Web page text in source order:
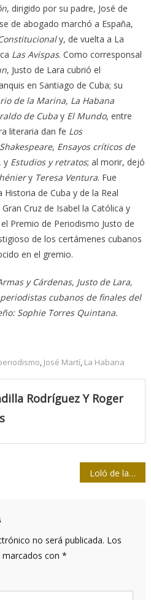
, dirigido por su padre, José de
de abogado marchó a España,
y, de vuelta a La
Las Avispas. Como corresponsal
, Justo de Lara cubrió el
en Santiago de Cuba; su
de la Marina, La Habana
de Cuba yEl Mundo, entre
literaria dan fe Los
, Ensayos críticos de
yEstudios y retratos; al morir, dejó
y Teresa Ventura. Fue
de Cuba y de la Real
Cruz de Isabel la Católica y
Premio de Periodismo Justo de
de los certámenes cubanos
en el gremio.
y Cárdenas, Justo de Lara,
cubanos de finales del
Sophie Torres Quintana.
, José Martí, La Habana
Rodríguez Y Roger
Loló de la Torriente
no será publicada. Los
con *